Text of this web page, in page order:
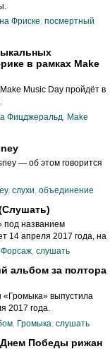
Фриске, посмертный
в рамках Make
Music Day пройдёт в
Фицджеральд, Make
— об этом говорится
, слухи объединение
под названием
14 апреля 2017 года, на
Форсаж, слушать
альбом за полтора
выпустила
2017 года.
Громыка слушать
Днем Победы рижан